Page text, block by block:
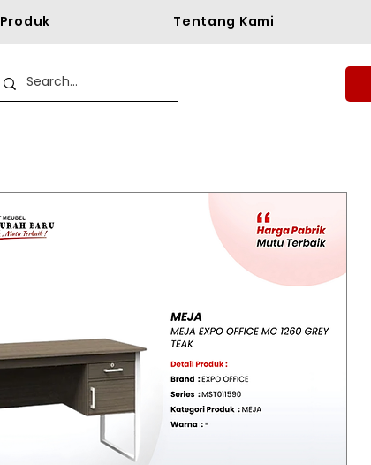
Produk Tentang Kami